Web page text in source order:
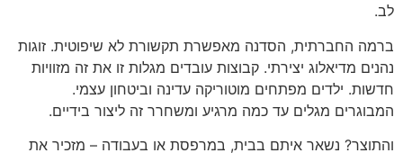
לב.
ברמה החברתית, הסדנה מאפשרת תקשורת לא שיפוטית. זוגות
נהנים מדיאלוג יצירתי. קבוצות עובדים מגלות זו את זה מזוויות
חדשות. ילדים מפתחים מוטוריקה עדינה וביטחון עצמי.
המבוגרים מגלים עד כמה מרגיע ומשחרר זה ליצור בידיים.
והתוצר? נשאר איתם בבית, במרפסת או בעבודה – מזכיר את